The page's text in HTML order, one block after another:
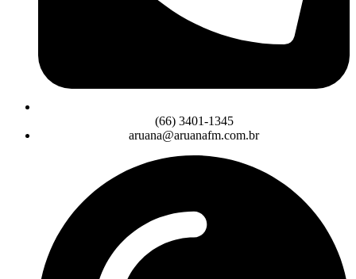
(66) 3401-1345
aruana@aruanafm.com.br